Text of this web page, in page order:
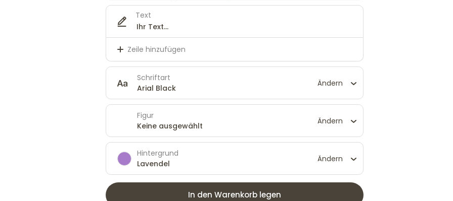
Text
Zeile hinzufügen
Schriftart
Arial Black
Ändern
Figur
Keine ausgewählt
Ändern
Hintergrund
Lavendel
Ändern
In den Warenkorb legen